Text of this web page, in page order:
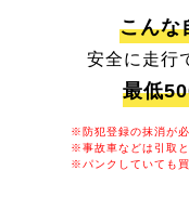
こんな
安全に走行
最低
※防犯登録の抹消が必
※事故車などは引取と
※パンクしていても